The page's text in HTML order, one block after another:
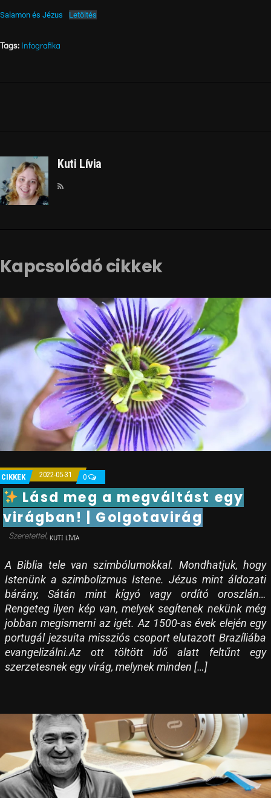
Salamon és Jézus Letöltés
Tags: infografika
Kuti Lívia
Kapcsolódó cikkek
CIKKEK 2022-05-31 0
Lásd meg a megváltást egy
virágban! | Golgotavirág
KUTI LÍVIA
A Biblia tele van szimbólumokkal. Mondhatjuk, hogy
Istenünk a szimbolizmus Istene. Jézus mint áldozati
bárány, Sátán mint kígyó vagy ordító oroszlán…
Rengeteg ilyen kép van, melyek segítenek nekünk még
jobban megismerni az igét. Az 1500-as évek elején egy
portugál jezsuita missziós csoport elutazott Brazíliába
evangelizálni.Az ott töltött idő alatt feltűnt egy
szerzetesnek egy virág, melynek minden […]